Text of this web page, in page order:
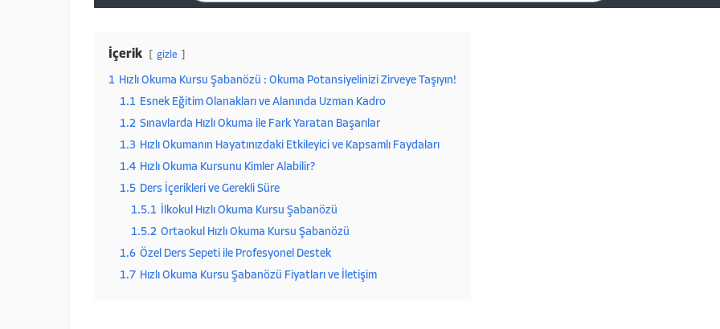
İçerik gizle
1 Hızlı Okuma Kursu Şabanözü : Okuma Potansiyelinizi Zirveye Taşıyın!
1.1 Esnek Eğitim Olanakları ve Alanında Uzman Kadro
1.2 Sınavlarda Hızlı Okuma ile Fark Yaratan Başarılar
1.3 Hızlı Okumanın Hayatınızdaki Etkileyici ve Kapsamlı Faydaları
1.4 Hızlı Okuma Kursunu Kimler Alabilir?
1.5 Ders İçerikleri ve Gerekli Süre
1.5.1
İlkokul Hızlı Okuma Kursu Şabanözü
1.5.2 Ortaokul Hızlı Okuma Kursu Şabanözü
1.6 Özel Ders Sepeti ile Profesyonel Destek
1.7 Hızlı Okuma Kursu Şabanözü Fiyatları ve İletişim